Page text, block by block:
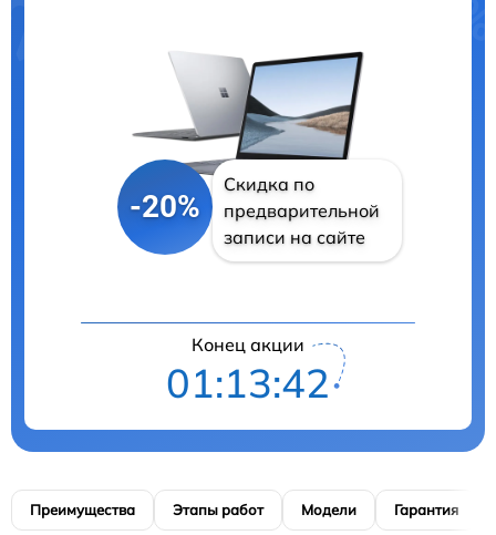
-20%
Скидка по
предварительной
записи на сайте
Конец акции
01:13:41
Преимущества Этапы работ Модели Гарантия